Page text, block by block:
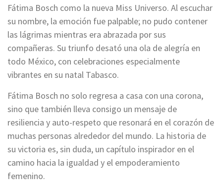
Fátima Bosch como la nueva Miss Universo. Al escuchar
su nombre, la emoción fue palpable; no pudo contener
las lágrimas mientras era abrazada por sus
compañeras. Su triunfo desató una ola de alegría en
todo México, con celebraciones especialmente
vibrantes en su natal Tabasco.
Fátima Bosch no solo regresa a casa con una corona,
sino que también lleva consigo un mensaje de
resiliencia y auto-respeto que resonará en el corazón de
muchas personas alrededor del mundo. La historia de
su victoria es, sin duda, un capítulo inspirador en el
camino hacia la igualdad y el empoderamiento
femenino.